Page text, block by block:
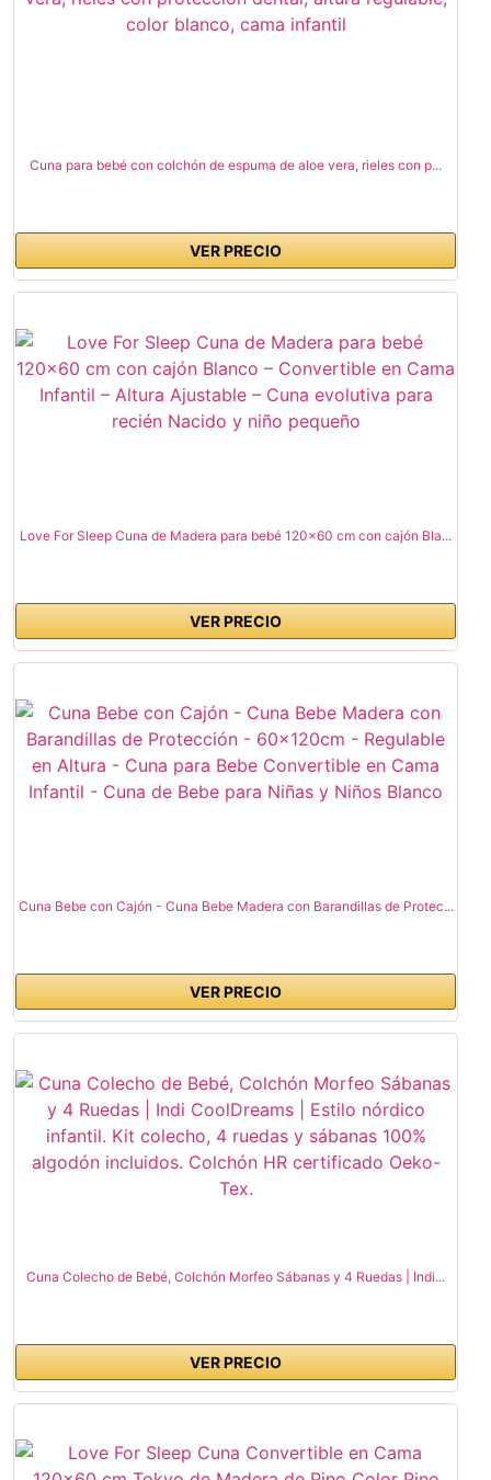
Cuna para bebé con colchón de espuma de aloe vera, rieles con p...
VER PRECIO
Love For Sleep Cuna de Madera para bebé 120x60 cm con cajón Bla...
VER PRECIO
Cuna Bebe con Cajón - Cuna Bebe Madera con Barandillas de Protec...
VER PRECIO
Cuna Colecho de Bebé, Colchón Morfeo Sábanas y 4 Ruedas | Indi...
VER PRECIO